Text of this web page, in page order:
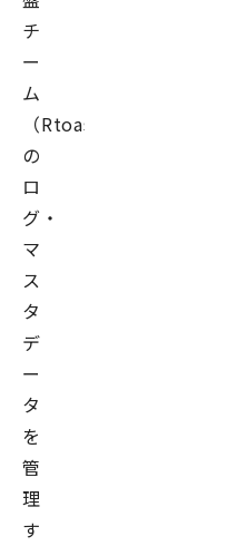
チ
ー
ム
（Rtoaster
の
ロ
グ・
マ
ス
タ
デ
ー
タ
を
管
理
す